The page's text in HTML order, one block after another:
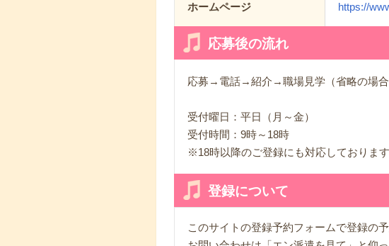
ホームページ https://
応募後の流れ
応募→電話→紹介→職場見学（省略の場
受付曜日：平日（月～金）
受付時間：9時～18時
※18時以降のご登録にも対応しておりま
登録について
このサイトの登録予約フォームで登録の